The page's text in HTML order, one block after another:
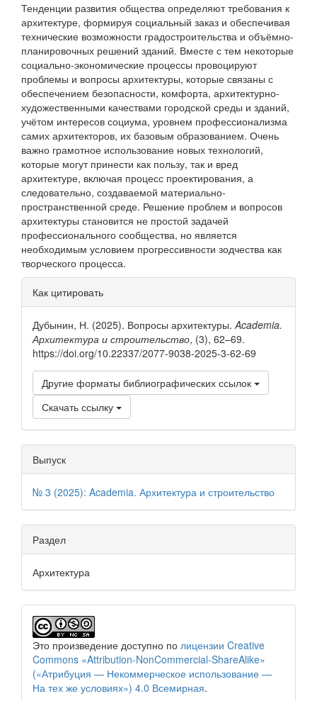
Тенденции развития общества определяют требования к
архитектуре, формируя социальный заказ и обеспечивая
технические возможности градостроительства и объёмно-
планировочных решений зданий. Вместе с тем некоторые
социально-экономические процессы провоцируют
проблемы и вопросы архитектуры, которые связаны с
обеспечением безопасности, комфорта, архитектурно-
художественными качествами городской среды и зданий,
учётом интересов социума, уровнем профессионализма
самих архитекторов, их базовым образованием. Очень
важно грамотное использование новых технологий,
которые могут принести как пользу, так и вред
архитектуре, включая процесс проектирования, а
следовательно, создаваемой материально-
пространственной среде. Решение проблем и вопросов
архитектуры становится не простой задачей
профессионального сообщества, но является
необходимым условием прогрессивности зодчества как
творческого процесса.
Информация
о статье
Как цитировать
Дубынин, Н. (2025). Вопросы архитектуры.Academia.
Архитектура и строительство, (3), 62–69.
https://doi.org/10.22337/2077-9038-2025-3-62-69
Другие форматы библиографических ссылок
Скачать ссылку
Выпуск
№ 3 (2025): Academia. Архитектура и строительство
Раздел
Архитектура
Это произведение доступно по лицензии Creative
Commons «Attribution-NonCommercial-ShareAlike»
(«Атрибуция — Некоммерческое использование —
На тех же условиях») 4.0 Всемирная.